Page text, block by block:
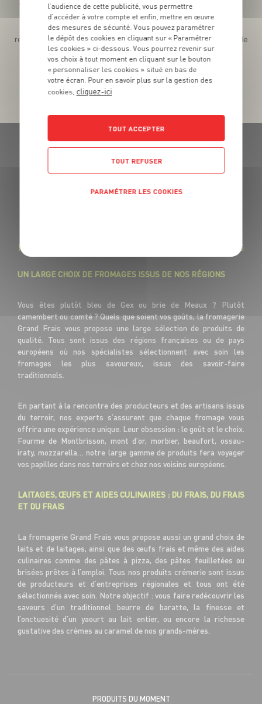
Téléchargez l’App pour profiter d’offres exclusives !
Des promos exclusives, des récompenses généreuses, des
recettes gourmandes, des jeux inédits... le tout dans une seule
app !
GRAND FRAIS, LE MEILLEUR
RÉGIONAUX SAVOUREUX ET DES LAITAGES FRAIS
UN LARGE CHOIX DE FROMAGES ISSUS DE NOS RÉGIONS
Vous êtes plutôt bleu de Gex ou brie de Meaux ? Plutôt
camembert ou comté ? Quels que soient vos goûts, la fromagerie
Grand Frais vous propose une large sélection de produits de
qualité. Tous sont issus des régions françaises ou de pays
européens où nos spécialistes sélectionnent avec soin les
fromages les plus savoureux, issus des savoir-faire
traditionnels.
En partant à la rencontre des producteurs et des artisans issus
du terroir, nos experts s’assurent que chaque fromage vous
offrira une expérience unique. Leur obsession : le goût et le choix.
Fourme de Montbrisson, mont d’or, morbier, beaufort, ossau-
iraty, mozzarella… notre large gamme de produits fera voyager
vos papilles dans nos terroirs et chez nos voisins européens.
LAITAGES, ŒUFS ET AIDES CULINAIRES : DU FRAIS, DU FRAIS
ET DU FRAIS
La fromagerie Grand Frais vous propose aussi un grand choix de
laits et de laitages, ainsi que des œufs frais et même des aides
culinaires comme des pâtes à pizza, des pâtes feuilletées ou
brisées prêtes à l’emploi. Tous nos produits crémerie sont issus
de producteurs et d’entreprises régionales et tous ont été
sélectionnés avec soin. Notre objectif : vous faire redécouvrir les
saveurs d’un traditionnel beurre de baratte, la finesse et
l’onctuosité d’un yaourt au lait entier, ou encore la richesse
gustative des crèmes au caramel de nos grands-mères.
PRODUITS DU MOMENT
l’audience de cette publicité, vous permettre
d’accéder à votre compte et enfin, mettre en œuvre
des mesures de sécurité. Vous pouvez paramétrer
le dépôt des cookies en cliquant sur « Paramétrer
les cookies » ci-dessous. Vous pourrez revenir sur
vos choix à tout moment en cliquant sur le bouton
« personnaliser les cookies » situé en bas de
votre écran. Pour en savoir plus sur la gestion des
cookies, cliquez-ici
TOUT ACCEPTER
TOUT REFUSER
PARAMÉTRER LES COOKIES